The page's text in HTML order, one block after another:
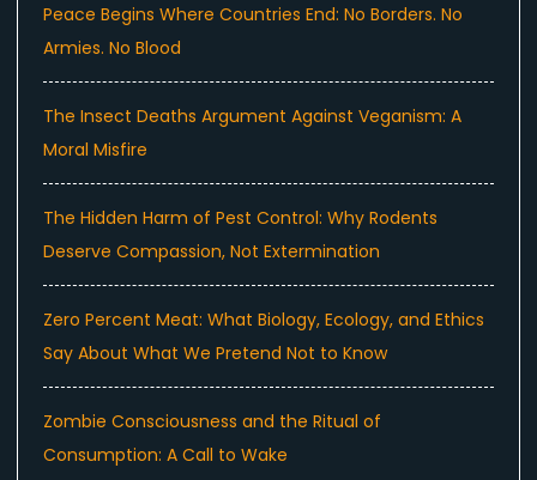
Peace Begins Where Countries End: No Borders. No
Armies. No Blood
The Insect Deaths Argument Against Veganism: A
Moral Misfire
The Hidden Harm of Pest Control: Why Rodents
Deserve Compassion, Not Extermination
Zero Percent Meat: What Biology, Ecology, and Ethics
Say About What We Pretend Not to Know
Zombie Consciousness and the Ritual of
Consumption: A Call to Wake